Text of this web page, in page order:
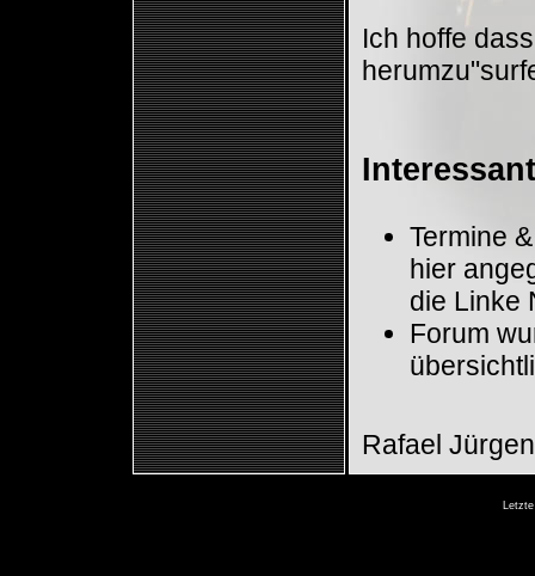
Ich hoffe
Termine
hier
die Linke
Forum
Rafael